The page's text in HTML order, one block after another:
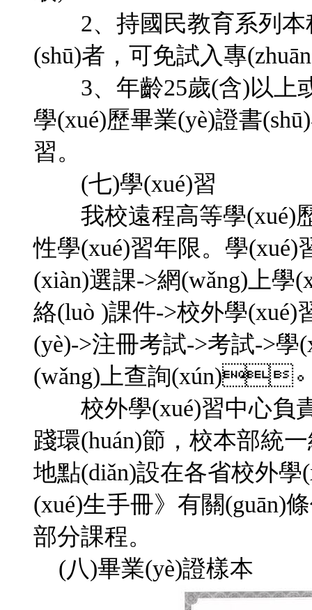
2、持國民教育系列本
(shū)者，可免試入專
3、年齡25歲(含)以上
學(xué)歷畢業(yè)證書
習。
(七)學(xué)習
我校遠程高等學(xué)歷
性學(xué)習年限。學
(xiàn)選課->網(wǎng)上學
絡(luò )課件->校外學(xué)
(yè)->注冊考試->考試->
(wǎng)上查詢(xún)
校外學(xué)習中心負責
踐環(huán)節，校本部統
地點(diǎn)設在各省校外學
(xué)生手冊》有關(guān)
部分課程。
(八)畢業(yè)證樣本